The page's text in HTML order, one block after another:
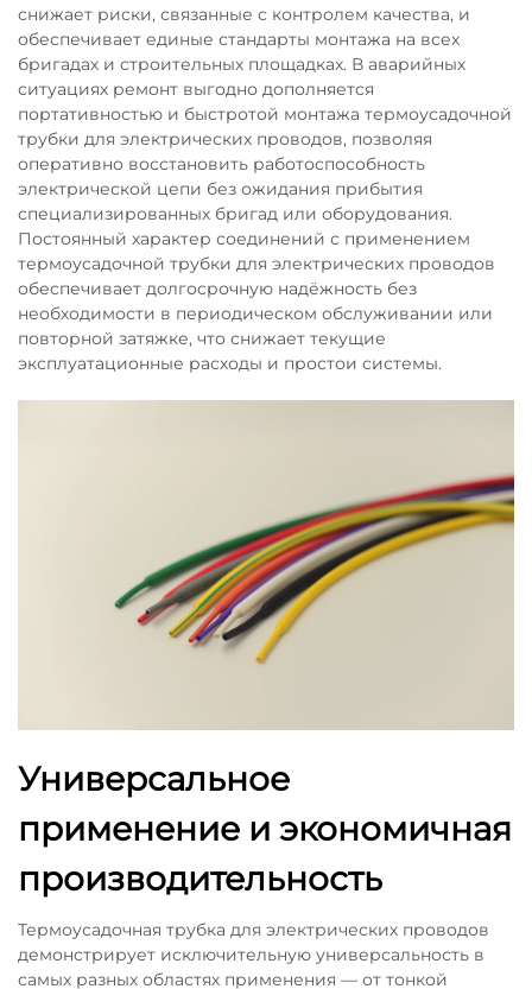
снижает риски, связанные с контролем качества, и
обеспечивает единые стандарты монтажа на всех
бригадах и строительных площадках. В аварийных
ситуациях ремонт выгодно дополняется
портативностью и быстротой монтажа термоусадочной
трубки для электрических проводов, позволяя
оперативно восстановить работоспособность
электрической цепи без ожидания прибытия
специализированных бригад или оборудования.
Постоянный характер соединений с применением
термоусадочной трубки для электрических проводов
обеспечивает долгосрочную надёжность без
необходимости в периодическом обслуживании или
повторной затяжке, что снижает текущие
эксплуатационные расходы и простои системы.
Универсальное
применение и экономичная
производительность
Термоусадочная трубка для электрических проводов
демонстрирует исключительную универсальность в
самых разных областях применения — от тонкой